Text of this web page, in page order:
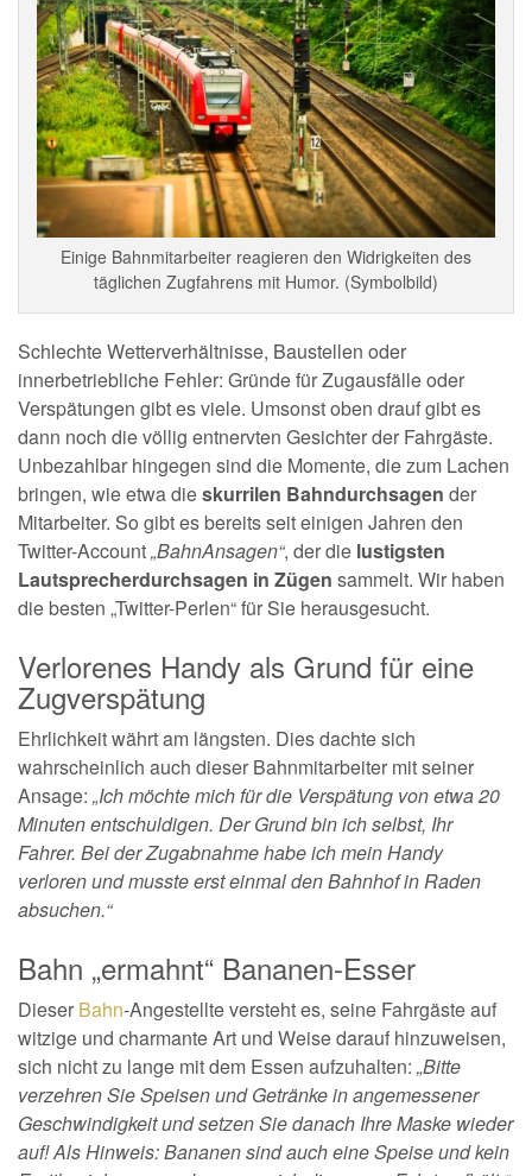
Einige Bahnmitarbeiter reagieren den Widrigkeiten des
täglichen Zugfahrens mit Humor. (Symbolbild)
Schlechte Wetterverhältnisse, Baustellen oder
innerbetriebliche Fehler: Gründe für Zugausfälle oder
Verspätungen gibt es viele. Umsonst oben drauf gibt es
dann noch die völlig entnervten Gesichter der Fahrgäste.
Unbezahlbar hingegen sind die Momente, die zum Lachen
bringen, wie etwa dieskurrilen Bahndurchsagen der
Mitarbeiter. So gibt es bereits seit einigen Jahren den
Twitter-Account„BahnAnsagen“, der die lustigsten
Lautsprecherdurchsagen in Zügen sammelt. Wir haben
die besten „Twitter-Perlen“ für Sie herausgesucht.
Verlorenes Handy als Grund für eine
Zugverspätung
Ehrlichkeit währt am längsten. Dies dachte sich
wahrscheinlich auch dieser Bahnmitarbeiter mit seiner
Ansage: „Ich möchte mich für die Verspätung von etwa 20
Minuten entschuldigen. Der Grund bin ich selbst, Ihr
Fahrer. Bei der Zugabnahme habe ich mein Handy
verloren und musste erst einmal den Bahnhof in Raden
absuchen.“
Bahn „ermahnt“ Bananen-Esser
Dieser Bahn-Angestellte versteht es, seine Fahrgäste auf
witzige und charmante Art und Weise darauf hinzuweisen,
sich nicht zu lange mit dem Essen aufzuhalten: „Bitte
verzehren Sie Speisen und Getränke in angemessener
Geschwindigkeit und setzen Sie danach Ihre Maske wieder
auf! Als Hinweis: Bananen sind auch eine Speise und kein